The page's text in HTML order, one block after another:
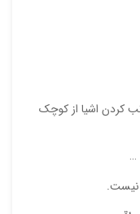
کردن اشیا از کوچک
…
نیست.